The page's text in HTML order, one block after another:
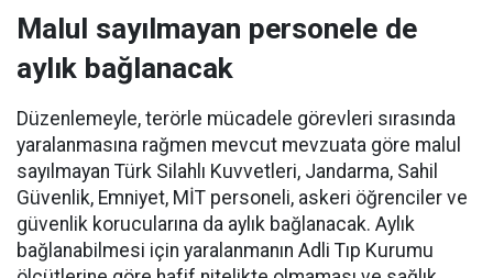
Malul sayılmayan personele de
aylık bağlanacak
Düzenlemeyle, terörle mücadele görevleri sırasında
yaralanmasına rağmen mevcut mevzuata göre malul
sayılmayan Türk Silahlı Kuvvetleri, Jandarma, Sahil
Güvenlik, Emniyet, MİT personeli, askeri öğrenciler ve
güvenlik korucularına da aylık bağlanacak. Aylık
bağlanabilmesi için yaralanmanın Adli Tıp Kurumu